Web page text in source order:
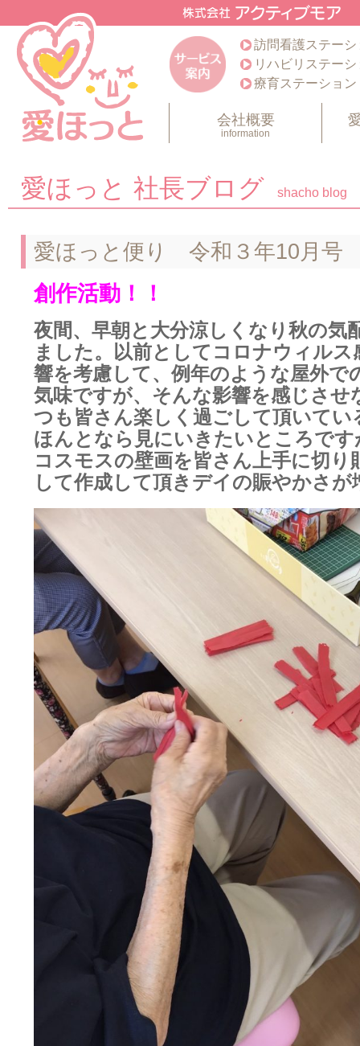
訪問看護ステー
リハビリステー
療育ステーション
会社概要
information
愛ほっと 社長ブログ shacho blog
愛ほっと便り 令和３年10月号
創作活動！！
夜間、早朝と大分涼しくなり秋の気
ました。以前としてコロナウィルス
響を考慮して、例年のような屋外で
気味ですが、そんな影響を感じさせ
つも皆さん楽しく過ごして頂いてい
ほんとなら見にいきたいところで
コスモスの壁画を皆さん上手に切り
して作成して頂きデイの賑やかさが